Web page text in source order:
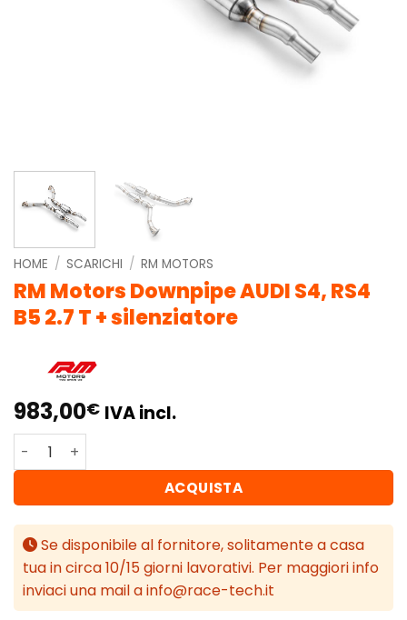
HOME / SCARICHI / RM MOTORS
RM Motors Downpipe AUDI S4, RS4
B5 2.7 T + silenziatore
983,00€ IVA incl.
RM Motors Downpipe AUDI S4, RS4 B5 2.7 T +
ACQUISTA
Se disponibile al fornitore, solitamente a casa
tua in circa 10/15 giorni lavorativi. Per maggiori info
inviaci una mail a info@race-tech.it